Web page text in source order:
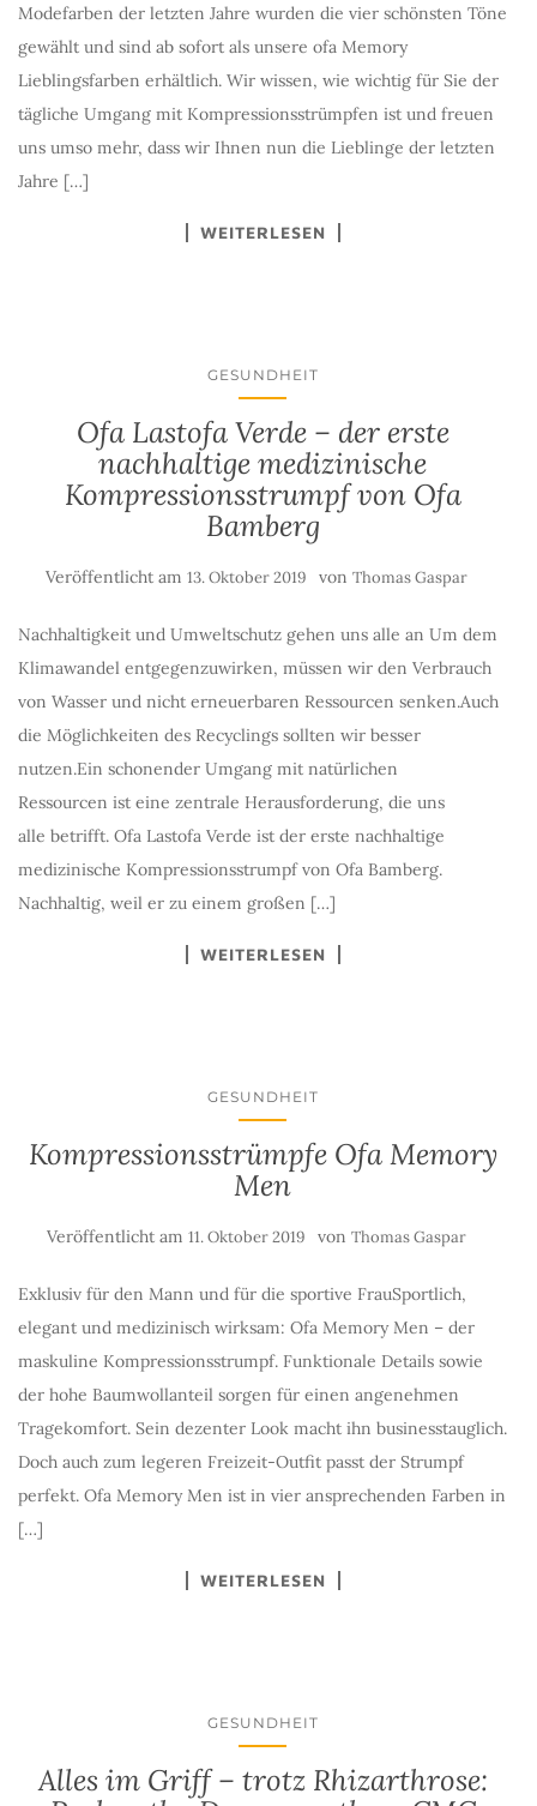
Modefarben der letzten Jahre wurden die vier schönsten Töne
gewählt und sind ab sofort als unsere ofa Memory
Lieblingsfarben erhältlich. Wir wissen, wie wichtig für Sie der
tägliche Umgang mit Kompressionsstrümpfen ist und freuen
uns umso mehr, dass wir Ihnen nun die Lieblinge der letzten
Jahre […]
WEITERLESEN
GESUNDHEIT
Ofa Lastofa Verde – der erste
nachhaltige medizinische
Kompressionsstrumpf von Ofa
Bamberg
Veröffentlicht am 13. Oktober 2019 von Thomas Gaspar
Nachhaltigkeit und Umweltschutz gehen uns alle an Um dem
Klimawandel entgegenzuwirken, müssen wir den Verbrauch
von Wasser und nicht erneuerbaren Ressourcen senken.Auch
die Möglichkeiten des Recyclings sollten wir besser
nutzen.Ein schonender Umgang mit natürlichen
Ressourcen ist eine zentrale Herausforderung, die uns
alle betrifft. Ofa Lastofa Verde ist der erste nachhaltige
medizinische Kompressionsstrumpf von Ofa Bamberg.
Nachhaltig, weil er zu einem großen […]
WEITERLESEN
GESUNDHEIT
Kompressionsstrümpfe Ofa Memory
Men
Veröffentlicht am 11. Oktober 2019 von Thomas Gaspar
Exklusiv für den Mann und für die sportive FrauSportlich,
elegant und medizinisch wirksam: Ofa Memory Men – der
maskuline Kompressionsstrumpf. Funktionale Details sowie
der hohe Baumwollanteil sorgen für einen angenehmen
Tragekomfort. Sein dezenter Look macht ihn businesstauglich.
Doch auch zum legeren Freizeit-Outfit passt der Strumpf
perfekt. Ofa Memory Men ist in vier ansprechenden Farben in
[…]
WEITERLESEN
GESUNDHEIT
Alles im Griff – trotz Rhizarthrose: